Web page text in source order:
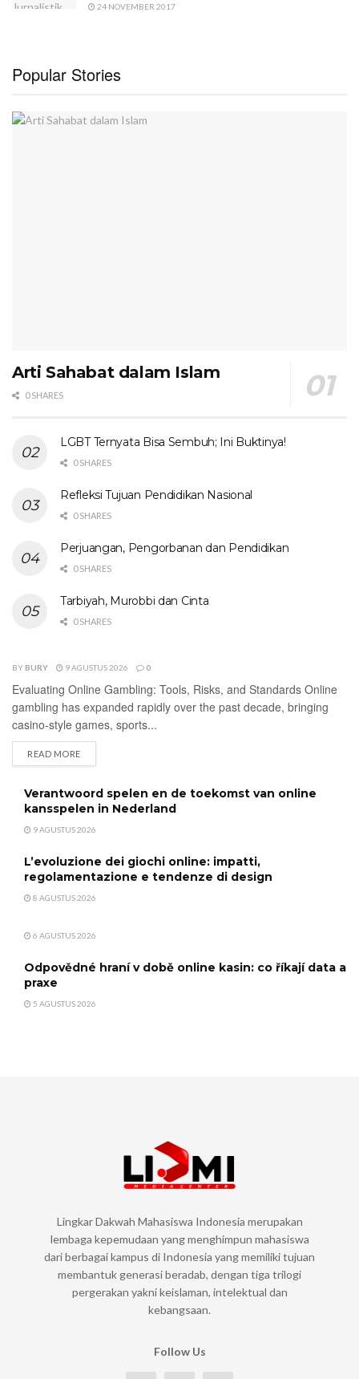
24 NOVEMBER 2017
Popular Stories
Arti Sahabat dalam Islam
0 SHARES
LGBT Ternyata Bisa Sembuh; Ini Buktinya!
0 SHARES
Refleksi Tujuan Pendidikan Nasional
0 SHARES
Perjuangan, Pengorbanan dan Pendidikan
0 SHARES
Tarbiyah, Murobbi dan Cinta
0 SHARES
UNCATEGORIZED
BY BURY 9 AGUSTUS 2026 0
Evaluating Online Gambling: Tools, Risks, and Standards Online
gambling has expanded rapidly over the past decade, bringing
casino-style games, sports...
READ MOREDETAILS
Verantwoord spelen en de toekomst van online
kansspelen in Nederland
9 AGUSTUS 2026
L’evoluzione dei giochi online: impatti,
regolamentazione e tendenze di design
8 AGUSTUS 2026
6 AGUSTUS 2026
Odpovědné hraní v době online kasin: co říkají data a
praxe
5 AGUSTUS 2026
Lingkar Dakwah Mahasiswa Indonesia merupakan
lembaga kepemudaan yang menghimpun mahasiswa
dari berbagai kampus di Indonesia yang memiliki tujuan
membantuk generasi beradab, dengan tiga trilogi
pergerakan yakni keislaman, intelektual dan
kebangsaan.
Follow Us